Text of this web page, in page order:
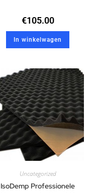
€105.00
In winkelwagen
Uncategorized
IsoDemp Professionele